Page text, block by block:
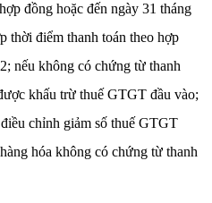
đồng hoặc đến ngày 31 tháng
thời điểm thanh toán theo hợp
nếu không có chứng từ thanh
khấu trừ thuế GTGT đầu vào;
chỉnh giảm số thuế GTGT
hóa không có chứng từ thanh